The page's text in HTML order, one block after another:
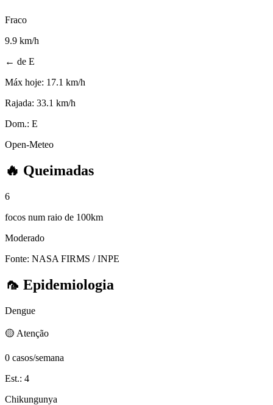
Fraco
9.9 km/h
← de E
Máx hoje: 17.1 km/h
Rajada: 33.1 km/h
Dom.: E
Open-Meteo
🔥 Queimadas
6
focos num raio de 100km
Moderado
Fonte: NASA FIRMS / INPE
🦟 Epidemiologia
Dengue
🟡 Atenção
0 casos/semana
Est.: 4
Chikungunya